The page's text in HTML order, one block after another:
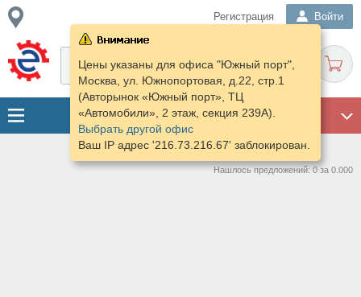
Регистрация Войти
Цены указаны для офиса "Южный порт",
Москва, ул. Южнопортовая, д.22, стр.1
(Авторынок «Южный порт», ТЦ
«Автомобили», 2 этаж, секция 239А).
Выбрать другой офис
Ваш IP адрес '216.73.216.67' заблокирован.
Нашлось предложений: 0 за 0.000